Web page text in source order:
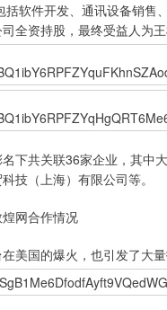
软件开发、通讯设备销
全资持股，最终受益人为王
共关联36家企业，其中
技（上海）有限公司等。
网合作情况
国的爆火，也引发了大量